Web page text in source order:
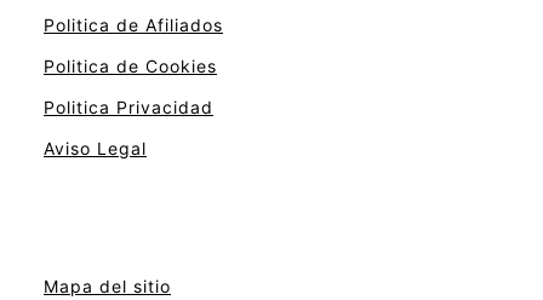
Politica de Afiliados
Politica de Cookies
Politica Privacidad
Aviso Legal
Mapa del sitio